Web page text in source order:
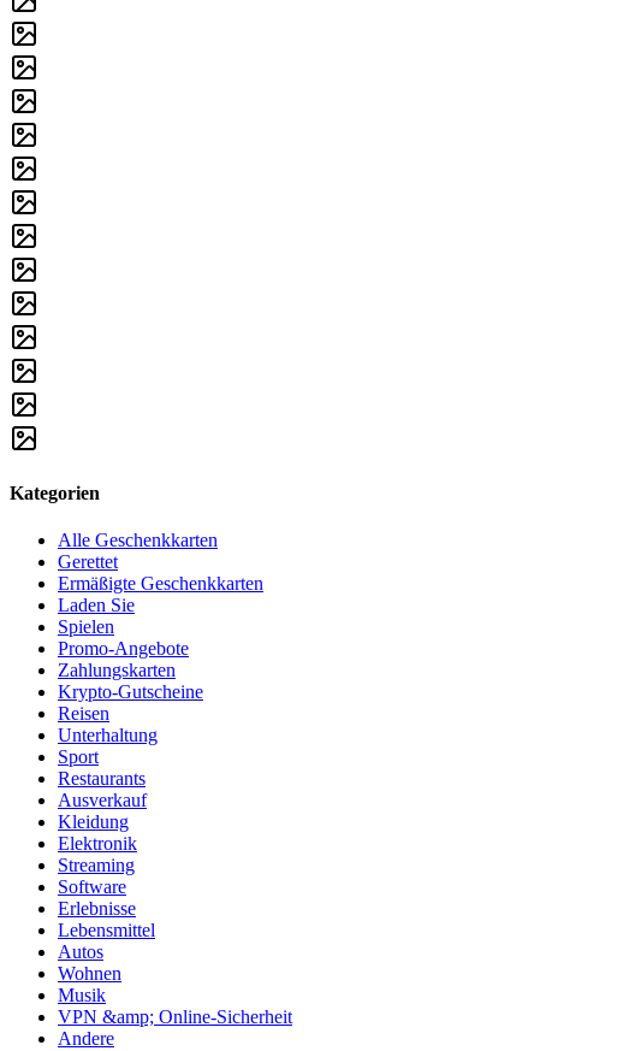
Kategorien
Alle Geschenkkarten
Gerettet
Ermäßigte Geschenkkarten
Laden Sie
Spielen
Promo-Angebote
Zahlungskarten
Krypto-Gutscheine
Reisen
Unterhaltung
Sport
Restaurants
Ausverkauf
Kleidung
Elektronik
Streaming
Software
Erlebnisse
Lebensmittel
Autos
Wohnen
Musik
VPN &amp; Online-Sicherheit
Andere